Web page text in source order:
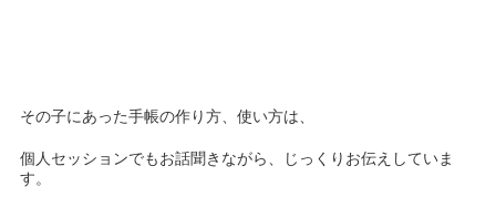
その子にあった手帳の作り方、使い方は、
個人セッションでもお話聞きながら、じっくりお伝えしていま
す。